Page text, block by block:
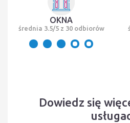
OKNA
średnia 3.5/5 z 30 odbiorów
Dowiedz się